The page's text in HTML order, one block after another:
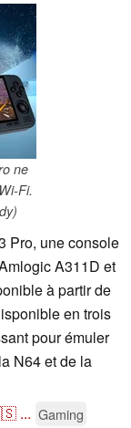
ne
Fi.
Pro, une console
A311D et
à partir de
en trois
pour émuler
N64 et de la
... Gaming